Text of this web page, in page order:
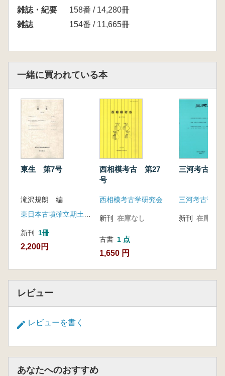
志村 哲 群馬県西部地域の形象埴輪配置
第18回研究大会討議の記録
型埴輪
今城未知・横山真・千葉史・伝田郁夫「久慈
型」人物埴輪の二次元計測調査報告
雑誌・紀要
158番 / 14,280冊
雑誌
154番 / 11,665冊
一緒に買われている本
東生 第7号
滝沢規朗 編
東日本古墳確立期土器検討会
新刊 1冊
2,200円
西相模考古 第27
号
西相模考古学研究会
新刊 在庫なし
古書 1 点
1,650 円
三河考古
三河考古刊行
新刊 在庫なし
レビュー
レビューを書く
あなたへのおすすめ